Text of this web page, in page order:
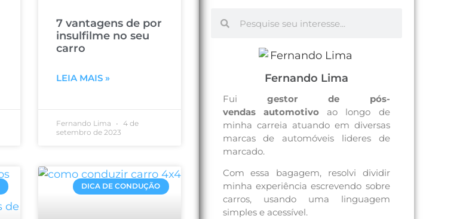
7 vantagens de por
insulfilme no seu
carro
LEIA MAIS »
Fernando Lima
4 de
setembro de 2023
DICA DE CONDUÇÃO
Fernando Lima
Fuigestor de pós-
vendas automotivoao longo de
minha carreia atuando em diversas
marcas de automóveis lideres de
marcado.
Com essa bagagem, resolvi dividir
minha experiência escrevendo sobre
carros, usando uma linguagem
simples e acessível.